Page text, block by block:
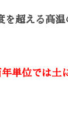
を超える高
単位では土